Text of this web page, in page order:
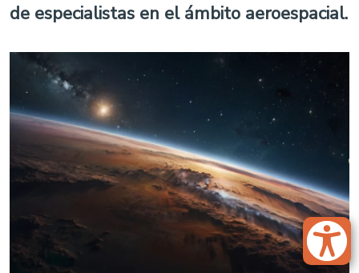
de especialistas en el ámbito aeroespacial.